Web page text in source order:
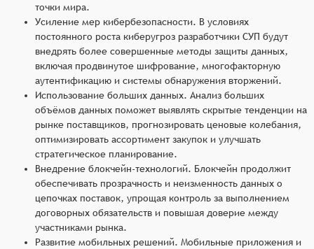
точки мира.
Усиление мер кибербезопасности. В условиях
постоянного роста киберугроз разработчики СУП будут
внедрять более совершенные методы защиты данных,
включая продвинутое шифрование, многофакторную
аутентификацию и системы обнаружения вторжений.
Использование больших данных. Анализ больших
объёмов данных поможет выявлять скрытые тенденции на
рынке поставщиков, прогнозировать ценовые колебания,
оптимизировать ассортимент закупок и улучшать
стратегическое планирование.
Внедрение блокчейн-технологий. Блокчейн продолжит
обеспечивать прозрачность и неизменность данных о
цепочках поставок, упрощая контроль за выполнением
договорных обязательств и повышая доверие между
участниками рынка.
Развитие мобильных решений. Мобильные приложения и